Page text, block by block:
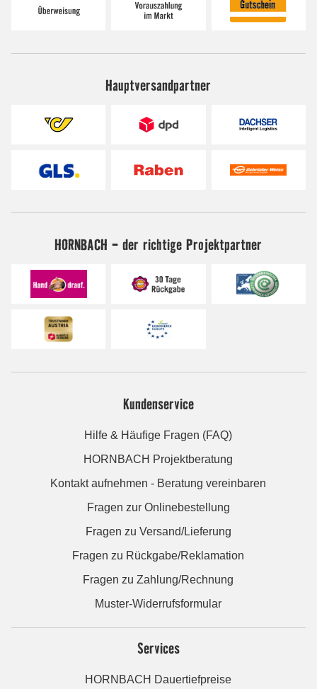
Hauptversandpartner
HORNBACH - der richtige Projektpartner
Kundenservice
Hilfe & Häufige Fragen (FAQ)
HORNBACH Projektberatung
Kontakt aufnehmen - Beratung vereinbaren
Fragen zur Onlinebestellung
Fragen zu Versand/Lieferung
Fragen zu Rückgabe/Reklamation
Fragen zu Zahlung/Rechnung
Muster-Widerrufsformular
Services
HORNBACH Dauertiefpreise